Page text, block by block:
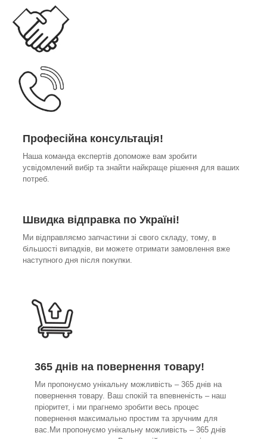
Професійна консультація!
Наша команда експертів допоможе вам зробити
усвідомлений вибір та знайти найкраще рішення для ваших
потреб.
Швидка відправка по Україні!
Ми відправляємо запчастини зі свого складу, тому, в
більшості випадків, ви можете отримати замовлення вже
наступного дня після покупки.
365 днів на повернення товару!
Ми пропонуємо унікальну можливість – 365 днів на
повернення товару. Ваш спокій та впевненість – наш
пріоритет, і ми прагнемо зробити весь процес
повернення максимально простим та зручним для
вас.Ми пропонуємо унікальну можливість – 365 днів